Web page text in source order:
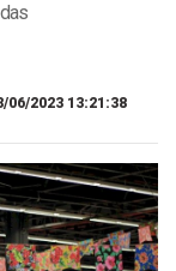
2023 13:21:38